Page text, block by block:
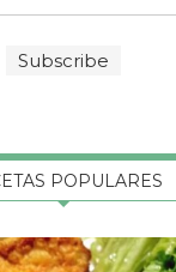
POPULARES